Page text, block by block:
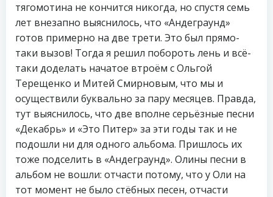
тягомотина не кончится никогда, но спустя семь
лет внезапно выяснилось, что «Андеграунд»
готов примерно на две трети. Это был прямо-
таки вызов! Тогда я решил побороть лень и всё-
таки доделать начатое втроём с Ольгой
Терещенко и Митей Смирновым, что мы и
осуществили буквально за пару месяцев. Правда,
тут выяснилось, что две вполне серьёзные песни
«Декабрь» и «Это Питер» за эти годы так и не
подошли ни для одного альбома. Пришлось их
тоже подселить в «Андеграунд». Олины песни в
альбом не вошли: отчасти потому, что у Оли на
тот момент не было стёбных песен, отчасти